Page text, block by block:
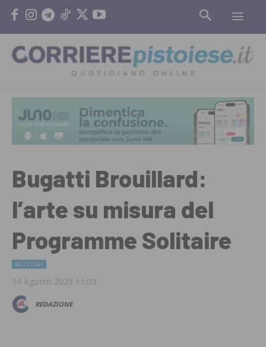
Bugatti Brouillard:
l’arte su misura del
Programme Solitaire
MOTORI
14 Agosto 2025 11:03
REDAZIONE